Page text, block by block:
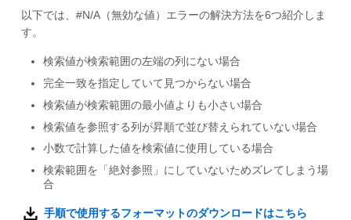
以下では、#N/A（無効な値）エラーの解決方法を6つ紹介しま
す。
検索値が検索範囲の左端の列にない場合
完全一致を指定していて見つからない場合
検索値が検索範囲の最小値よりも小さい場合
検索値を参照する列が昇順で並び替えられていない場合
小数で計算した値を検索値に使用している場合
検索範囲を「絶対参照」にしていないためズレてしまう場
合
手順で使用するフォーマットのダウンロードはこちら